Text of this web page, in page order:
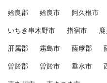
姶良郡
姶良市 阿久根市
いちき串木野市
指宿市
肝属郡
霧島市 薩摩郡
曽於郡
曽於市 垂水市